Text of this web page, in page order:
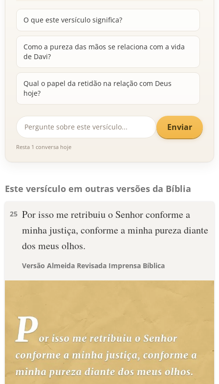
O que este versículo significa?
Como a pureza das mãos se relaciona com a vida
de Davi?
Qual o papel da retidão na relação com Deus
hoje?
Enviar
Resta 1 conversa hoje
Este versículo em outras versões da Bíblia
25 Por isso me retribuiu o Senhor conforme a
minha justiça, conforme a minha pureza diante
dos meus olhos.
Versão Almeida Revisada Imprensa Bíblica